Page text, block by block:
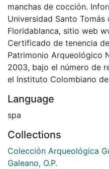
manchas de cocción.
Universidad Santo Tomás
Floridablanca, sitio web
Certificado de tenencia
Patrimonio Arqueológico
2003, bajo el número de
el Instituto Colombiano
Language
spa
Collections
Colección Arqueológica
Galeano, O.P.